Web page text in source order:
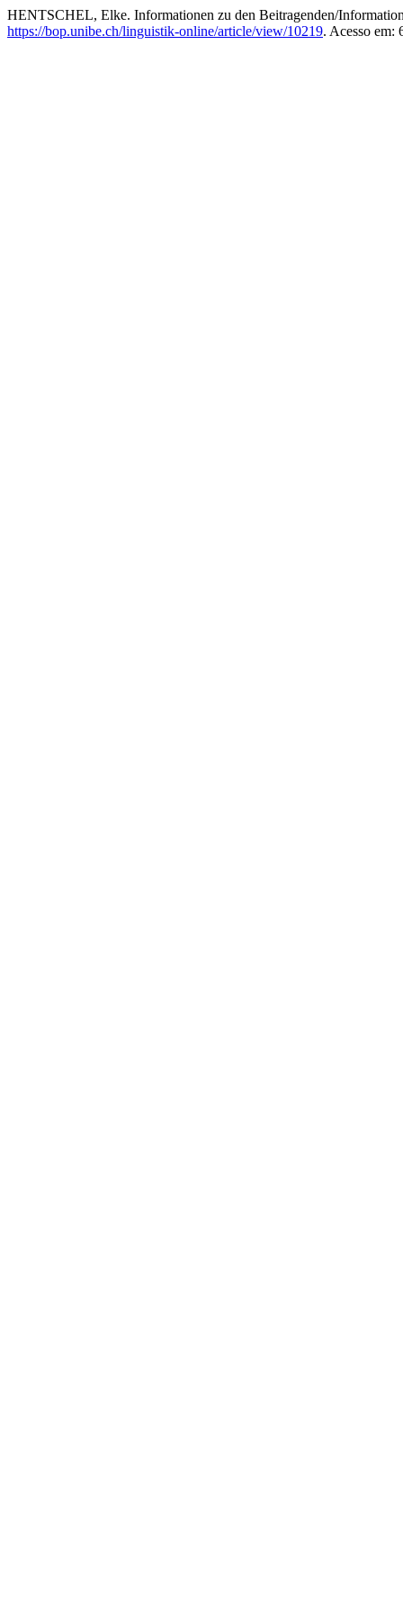
HENTSCHEL, Elke. Informationen zu den Beitragenden/
https://bop.unibe.ch/linguistik-online/article/view/10219. Acesso em: